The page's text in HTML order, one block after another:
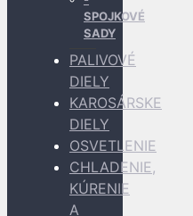
SPOJKOVÉ
SADY
PALIVOVÉ
DIELY
KAROSÁRSKE
DIELY
OSVETLENIE
CHLADENIE,
KÚRENIE
A